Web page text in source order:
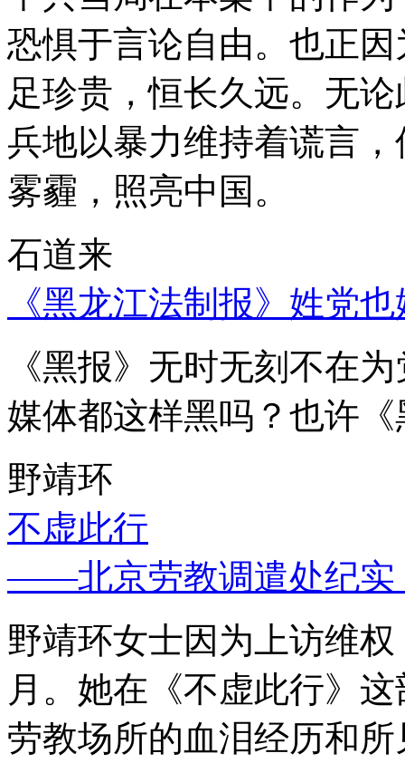
恐惧于言论自由。也正
足珍贵，恒长久远。无
兵地以暴力维持着谎言
雾霾，照亮中国。
石道来
《黑龙江法制报》姓党
《黑报》无时无刻不在
媒体都这样黑吗？也许
野靖环
不虚此行
——北京劳教调遣处纪实
野靖环女士因为上访维
月。她在《不虚此行》
劳教场所的血泪经历和